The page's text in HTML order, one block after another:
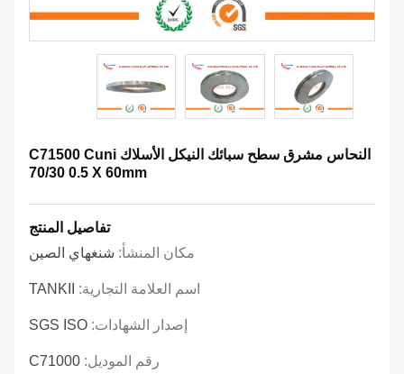
النحاس مشرق سطح سبائك النيكل الأسلاك C71500 Cuni
70/30 0.5 X 60mm
تفاصيل المنتج
مكان المنشأ: شنغهاي الصين
اسم العلامة التجارية: TANKII
إصدار الشهادات: SGS ISO
رقم الموديل: C71000